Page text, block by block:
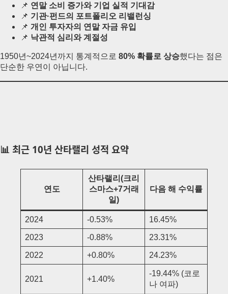
📌 연말 소비 증가와 기업 실적 기대감
📌 기관·펀드의 포트폴리오 리밸런싱
📌 개인 투자자의 연말 자금 유입
📌 낙관적 심리와 계절성
1950년~2024년까지 통계적으로 80% 확률로 상승했다는 점은
단순한 우연이 아닙니다.
📊 최근 10년 산타랠리 성적 요약
연도
산타랠리(크리
스마스+7거래
일)
다음 해 수익률
2024 -0.53% 16.45%
2023 -0.88% 23.31%
2022 +0.80% 24.23%
2021 +1.40%
-19.44% (코로
나 여파)